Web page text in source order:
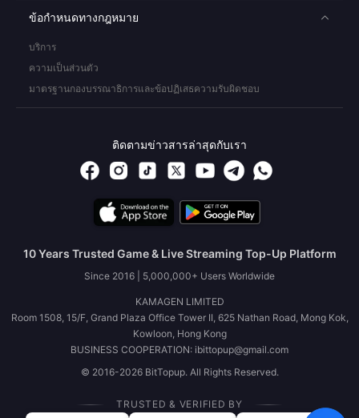
ข้อกำหนดทางกฎหมาย
บริการ
ความเป็นส่วนตัว
มาตรฐานกองบรรณาธิการและข้อปฏิเสธความรับผิดชอบ
ติดตามข่าวสารล่าสุดกับเรา
10 Years Trusted Game & Live Streaming Top-Up Platform
Since 2016 | 5,000,000+ Users Worldwide
KAMAGEN LIMITED
Room 1508, 15/F, Grand Plaza Office Tower II, 625 Nathan Road, Mong Kok,
Kowloon, Hong Kong
BUSINESS COOPERATION: ibittopup@gmail.com
© 2016-2026 BitTopup. All Rights Reserved.
TRUSTED & VERIFIED BY